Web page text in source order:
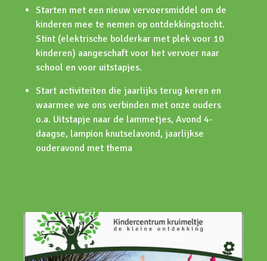
Starten met een nieuw vervoersmiddel om de
kinderen mee te nemen op ontdekkingstocht.
Stint (elektrische bolderkar met plek voor 10
kinderen) aangeschaft voor het vervoer naar
school en voor uitstapjes.
Start activiteiten die jaarlijks terug keren en
waarmee we ons verbinden met onze ouders
o.a. Uitstapje naar de lammetjes, Avond 4-
daagse, lampion knutselavond, jaarlijkse
ouderavond met thema